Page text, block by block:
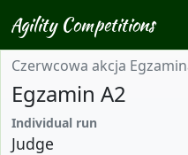
Agility Competitions
Czerwcowa akcja
Egzamin A2
Individual run
Judge